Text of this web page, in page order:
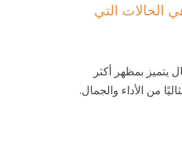
الحالات التي
يتميز بمظهر أكثر
من الأداء والجمال.